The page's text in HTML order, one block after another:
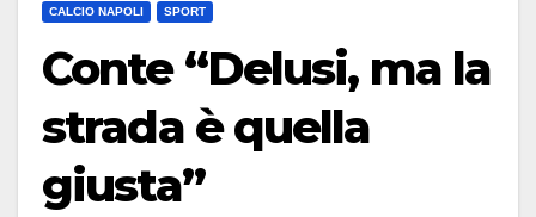
CALCIO NAPOLI SPORT
Conte “Delusi, ma la
strada è quella
giusta”